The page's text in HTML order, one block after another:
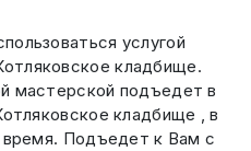
услугой
кладбище.
мастерской подъедет в
кладбище , в
время. Подъедет к Вам с